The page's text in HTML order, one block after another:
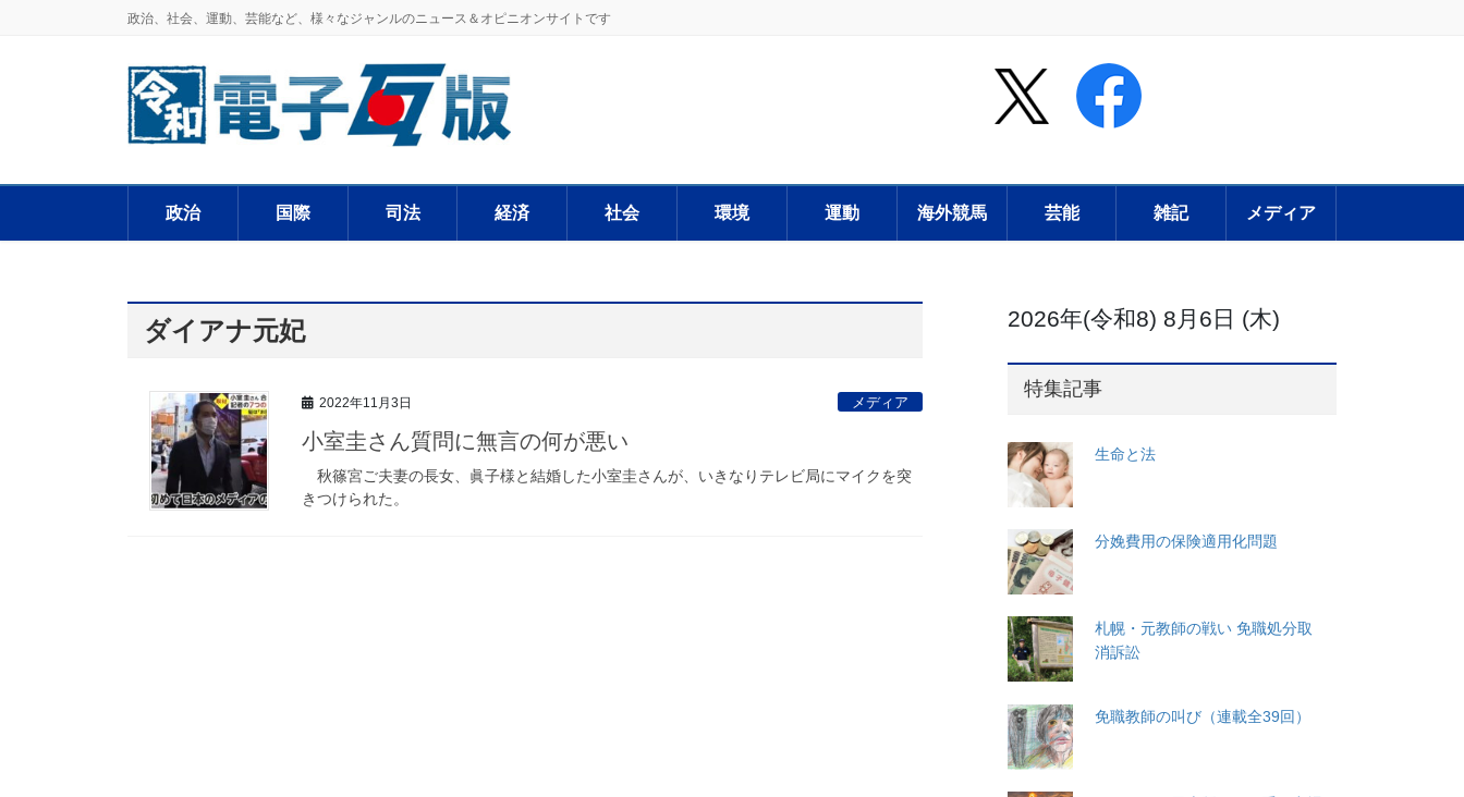
政治、社会、運動、芸能など、様々なジャンルのニュース＆オピニオンサイトです
政治 国際 司法 経済 社会 環境 運動 海外競馬 芸能 雑記 メディア
ダイアナ元妃
2022年11月3日 メディア
小室圭さん質問に無言の何が悪い
秋篠宮ご夫妻の長女、眞子様と結婚した小室圭さんが、いきなりテレビ局にマイクを突
きつけられた。
2026年(令和8) 8月6日 (木)
特集記事
生命と法
分娩費用の保険適用化問題
札幌・元教師の戦い 免職処分取
消訴訟
免職教師の叫び（連載全39回）